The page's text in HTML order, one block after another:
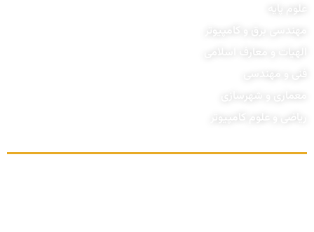
علوم پایه
مهندسی برق و کامپیوتر
الهیات و معارف اسلامی
فنی و مهندسی
معماری و شهرسازی
ریاضی و علوم کامپیوتر